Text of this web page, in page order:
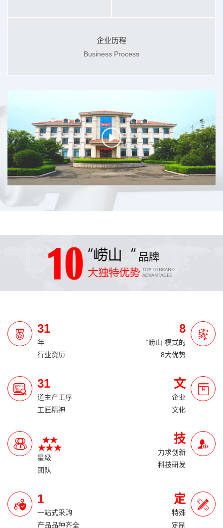
企业历程
Business Process
31
年
行业资历
8
“崂山”模式的
8大优势
31
道生产工序
工匠精神
文
企业
文化
星级
团队
技
力求创新
科技研发
1
一站式采购
产品品种齐全
定
特殊
定制